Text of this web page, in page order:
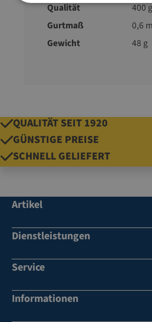
Qualität
400
Gurtmaß
0,6 m
Gewicht
48 g
QUALITÄT SEIT 1920
GÜNSTIGE PREISE
SCHNELL GELIEFERT
Artikel
Dienstleistungen
Service
Informationen